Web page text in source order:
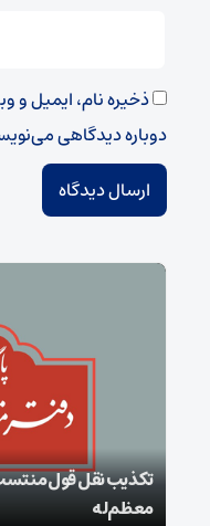
ذخیره نام، ایمیل و
دوباره دیدگاهی
تکذیب نقل قول منتسب
معظم‌له